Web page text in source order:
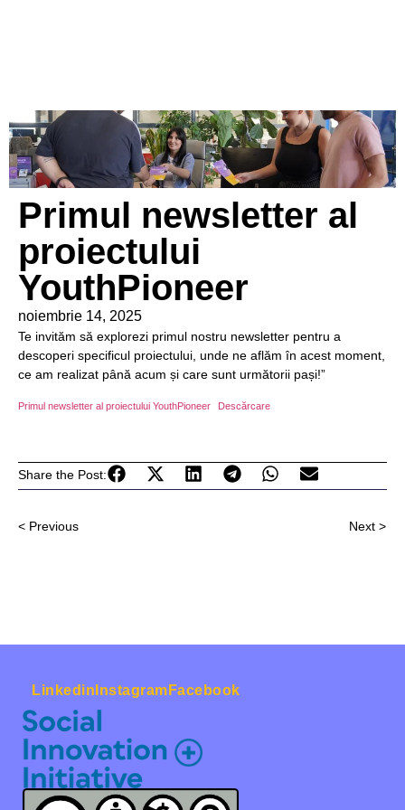
Primul newsletter al
proiectului
YouthPioneer
noiembrie 14, 2025
Te invităm să explorezi primul nostru newsletter pentru a
descoperi specificul proiectului, unde ne aflăm în acest moment,
ce am realizat până acum și care sunt următorii pași!”
Primul newsletter al proiectului YouthPioneer Descărcare
Share the Post:
< Previous Next >
Linkedin Instagram Facebook